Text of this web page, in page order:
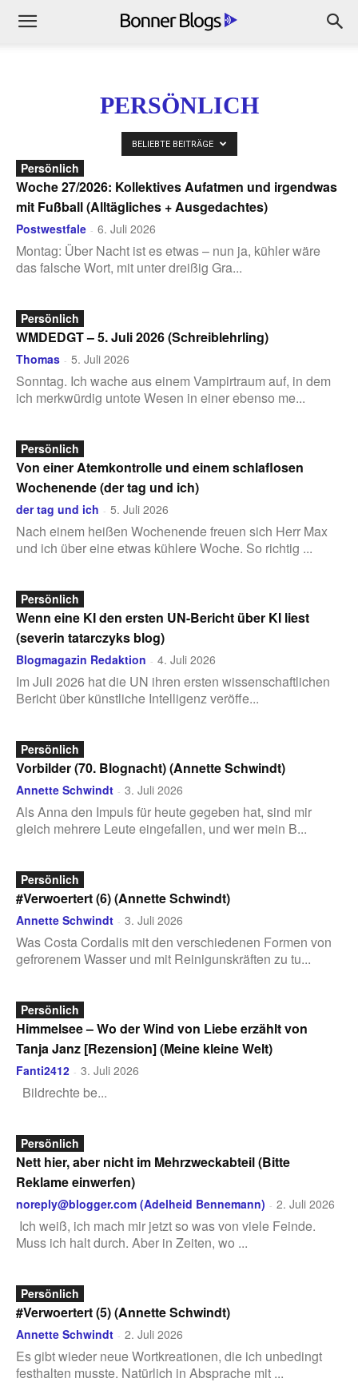
PERSÖNLICH
BELIEBTE BEITRÄGE
Persönlich
Woche 27/2026: Kollektives Aufatmen und irgendwas
mit Fußball (Alltägliches + Ausgedachtes)
Postwestfale - 6. Juli 2026
Montag: Über Nacht ist es etwas – nun ja, kühler wäre
das falsche Wort, mit unter dreißig Gra...
Persönlich
WMDEDGT – 5. Juli 2026 (Schreiblehrling)
Thomas - 5. Juli 2026
Sonntag. Ich wache aus einem Vampirtraum auf, in dem
ich merkwürdig untote Wesen in einer ebenso me...
Persönlich
Von einer Atemkontrolle und einem schlaflosen
Wochenende (der tag und ich)
der tag und ich - 5. Juli 2026
Nach einem heißen Wochenende freuen sich Herr Max
und ich über eine etwas kühlere Woche. So richtig ...
Persönlich
Wenn eine KI den ersten UN-Bericht über KI liest
(severin tatarczyks blog)
Blogmagazin Redaktion - 4. Juli 2026
Im Juli 2026 hat die UN ihren ersten wissenschaftlichen
Bericht über künstliche Intelligenz veröffe...
Persönlich
Vorbilder (70. Blognacht) (Annette Schwindt)
Annette Schwindt - 3. Juli 2026
Als Anna den Impuls für heute gegeben hat, sind mir
gleich mehrere Leute eingefallen, und wer mein B...
Persönlich
#Verwoertert (6) (Annette Schwindt)
Annette Schwindt - 3. Juli 2026
Was Costa Cordalis mit den verschiedenen Formen von
gefrorenem Wasser und mit Reinigunskräften zu tu...
Persönlich
Himmelsee – Wo der Wind von Liebe erzählt von
Tanja Janz [Rezension] (Meine kleine Welt)
Fanti2412 - 3. Juli 2026
Bildrechte be...
Persönlich
Nett hier, aber nicht im Mehrzweckabteil (Bitte
Reklame einwerfen)
noreply@blogger.com (Adelheid Bennemann) - 2. Juli 2026
Ich weiß, ich mach mir jetzt so was von viele Feinde.
Muss ich halt durch. Aber in Zeiten, wo ...
Persönlich
#Verwoertert (5) (Annette Schwindt)
Annette Schwindt - 2. Juli 2026
Es gibt wieder neue Wortkreationen, die ich unbedingt
festhalten musste. Natürlich in Absprache mit ...